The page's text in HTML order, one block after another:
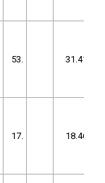
53. 31.41
17. 18.46